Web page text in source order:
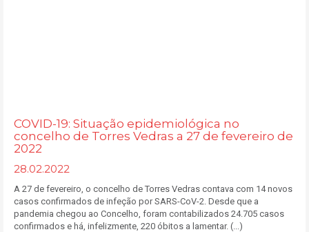
COVID-19: Situação epidemiológica no
concelho de Torres Vedras a 27 de fevereiro de
2022
28.02.2022
A 27 de fevereiro, o concelho de Torres Vedras contava com 14 novos
casos confirmados de infeção por SARS-CoV-2. Desde que a
pandemia chegou ao Concelho, foram contabilizados 24.705 casos
confirmados e há, infelizmente, 220 óbitos a lamentar. (...)